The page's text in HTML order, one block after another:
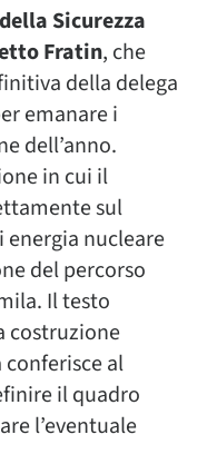
Sicurezza
Fratin, che
della delega
emanare i
dell’anno.
in cui il
sul
nucleare
del percorso
Il testo
costruzione
al
il quadro
l’eventuale